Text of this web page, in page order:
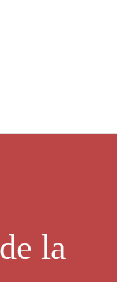
la